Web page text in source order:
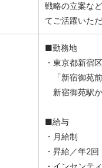
戦略の立案な
てご活躍いた
■勤務地
・東京都新宿
「新宿御苑
新宿御苑駅か
■給与
・月給制
・昇給／年2回
・インセンテ